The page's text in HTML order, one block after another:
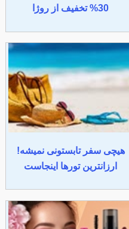
30% تخفیف از روژا
هیچی سفر تابستونی نمیشه!
ارزانترین تورها اینجاست